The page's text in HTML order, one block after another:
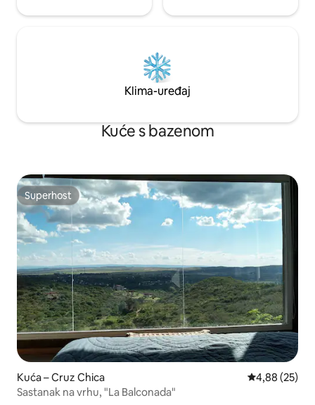
Klima-uređaj
Kuće s bazenom
Superhost
Superhost
Kuća – Cruz Chica Prosječna
4,88 (25)
Sastanak na vrhu, "La Balconada"